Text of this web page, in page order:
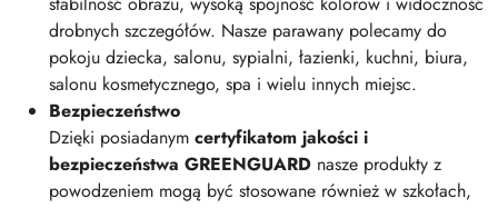
drobnych szczegółów. Nasze parawany polecamy do
pokoju dziecka, salonu, sypialni, łazienki, kuchni, biura,
salonu kosmetycznego, spa i wielu innych miejsc.
Bezpieczeństwo
Dzięki posiadanym certyfikatom jakości i
bezpieczeństwa GREENGUARD nasze produkty z
powodzeniem mogą być stosowane również w szkołach,